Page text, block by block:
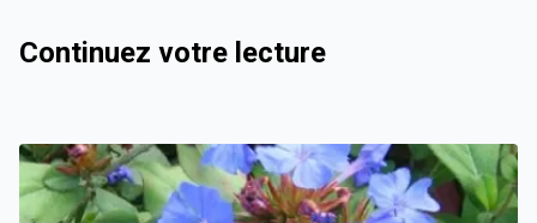
Continuez votre lecture